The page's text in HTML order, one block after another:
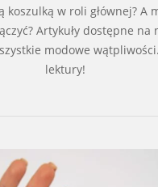
koszulką w roli głównej? A
Artykuły dostępne na
modowe
lektury!